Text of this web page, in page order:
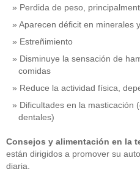
Perdida de peso,
Aparecen déficit en minerales
Estreñimiento
Disminuye la sensación de
comidas
Reduce la actividad física,
Dificultades en la masticación
dentales)
Consejos y alimentación en la
están dirigidos a promover su
diaria.